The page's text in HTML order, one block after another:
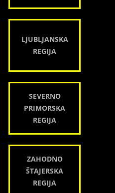
LJUBLJANSKA
REGIJA
SEVERNO
PRIMORSKA
REGIJA
ZAHODNO
ŠTAJERSKA
REGIJA